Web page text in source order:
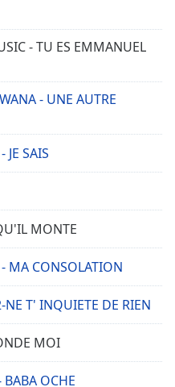
- TU ES EMMANUEL
- UNE AUTRE
JE SAIS
MONTE
MA CONSOLATION
T' INQUIETE DE RIEN
MOI
OCHE